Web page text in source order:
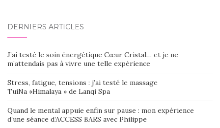
DERNIERS ARTICLES
J’ai testé le soin énergétique Cœur Cristal… et je ne
m’attendais pas à vivre une telle expérience
Stress, fatigue, tensions : j’ai testé le massage
TuiNa »Himalaya » de Lanqi Spa
Quand le mental appuie enfin sur pause : mon expérience
d’une séance d’ACCESS BARS avec Philippe